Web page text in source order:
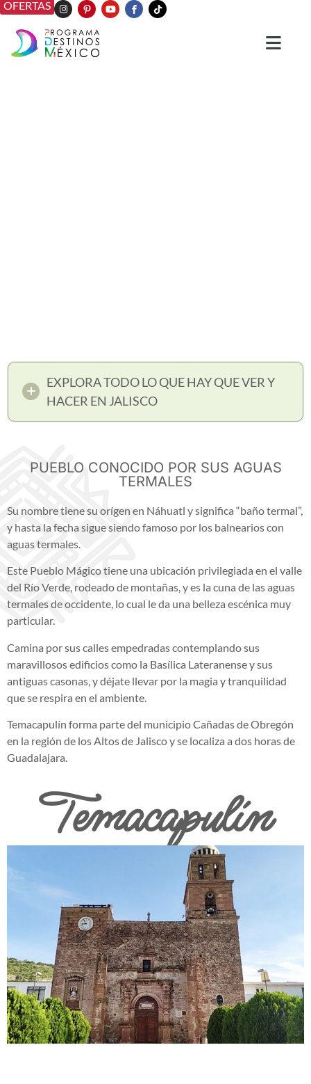
OFERTAS
EXPLORA TODO LO QUE HAY QUE VER Y
HACER EN JALISCO
PUEBLO CONOCIDO POR SUS AGUAS
TERMALES
Su nombre tiene su orígen en Náhuatl y significa “baño termal”,
y hasta la fecha sigue siendo famoso por los balnearios con
aguas termales.
Este Pueblo Mágicotiene una ubicación privilegiada en el valle
del Río Verde, rodeado de montañas, y es la cuna de las aguas
termales de occidente, lo cual le da una belleza escénica muy
particular.
Camina por sus calles empedradas contemplando sus
maravillosos edificios como la Basílica Lateranense y sus
antiguas casonas, y déjate llevar por la magia y tranquilidad
que se respira en el ambiente.
Temacapulín forma parte del municipio Cañadas de Obregón
en la región de los Altos de Jalisco y se localiza a dos horas de
Guadalajara.
Temacapulín